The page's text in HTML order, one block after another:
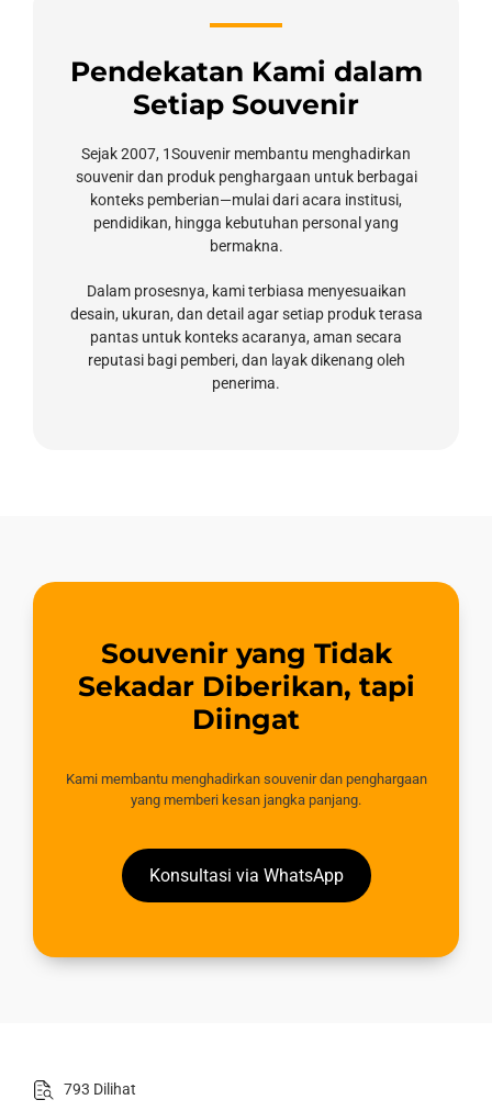
Pendekatan Kami dalam
Setiap Souvenir
Sejak 2007, 1Souvenir membantu menghadirkan
souvenir dan produk penghargaan untuk berbagai
konteks pemberian—mulai dari acara institusi,
pendidikan, hingga kebutuhan personal yang
bermakna.
Dalam prosesnya, kami terbiasa menyesuaikan
desain, ukuran, dan detail agar setiap produk terasa
pantas untuk konteks acaranya, aman secara
reputasi bagi pemberi, dan layak dikenang oleh
penerima.
Souvenir yang Tidak
Sekadar Diberikan, tapi
Diingat
Kami membantu menghadirkan souvenir dan penghargaan
yang memberi kesan jangka panjang.
Konsultasi via WhatsApp
793 Dilihat